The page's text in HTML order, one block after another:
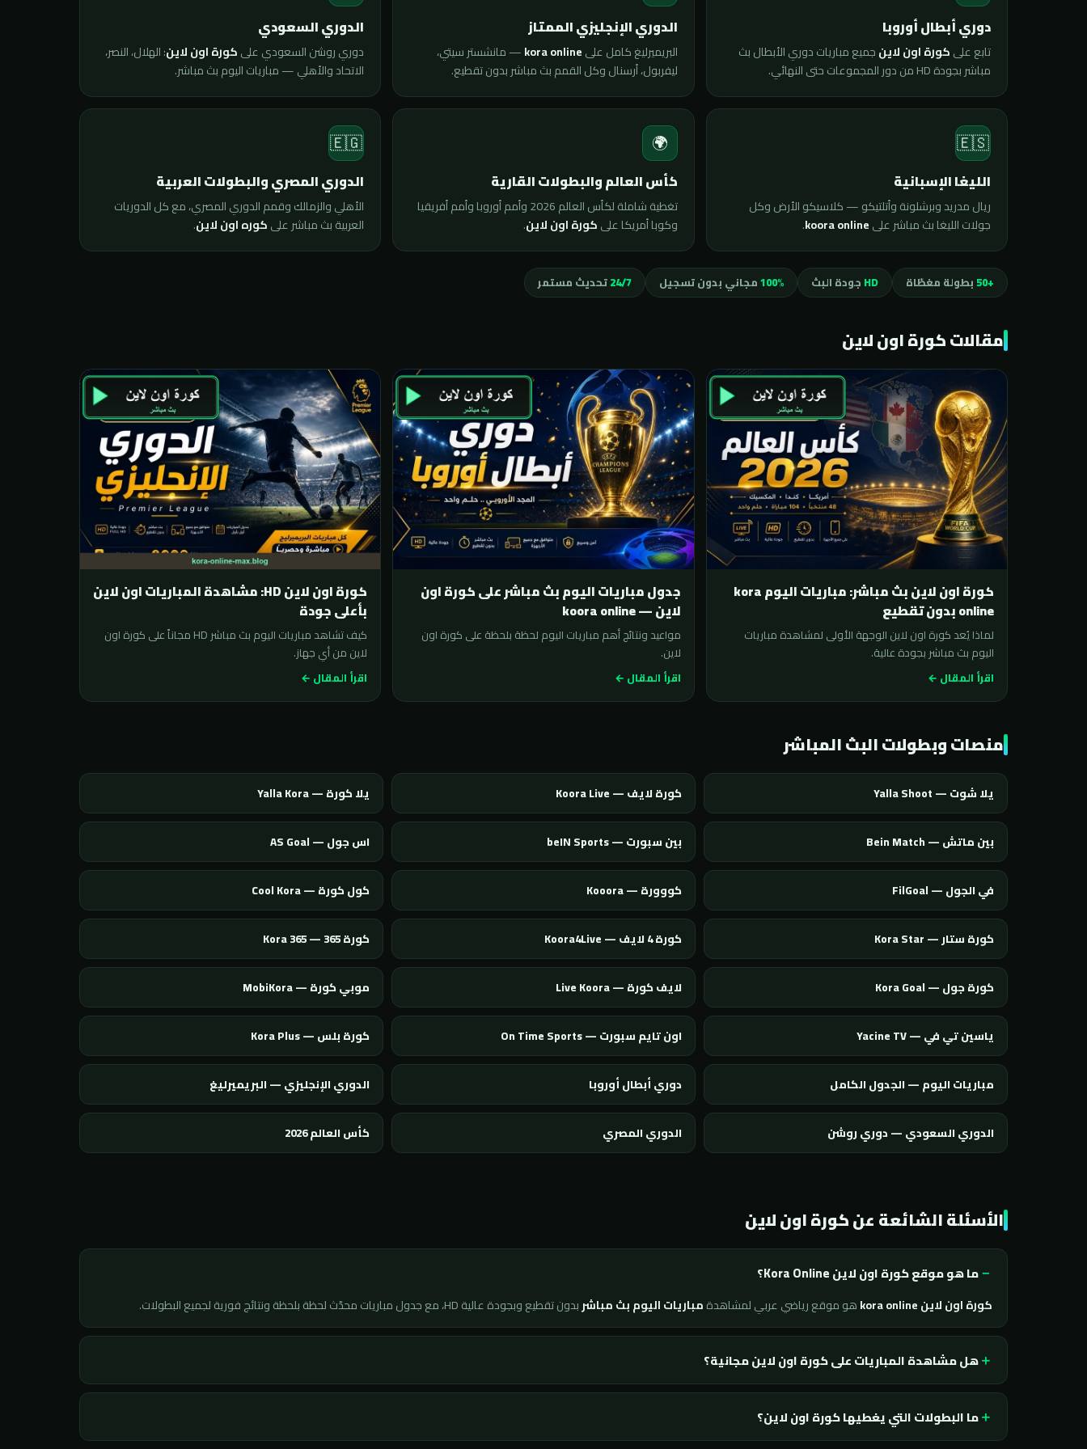
دوري أبطال أوروبا
تابع علىكورة اون لاينجميع مباريات دوري الأبطال بث
مباشر بجودة HD من دور المجموعات حتى النهائي.
الدوري الإنجليزي الممتاز
البريميرليغ كامل علىkora online— مانشستر سيتي،
ليفربول، أرسنال وكل القمم بث مباشر بدون تقطيع.
الدوري السعودي
دوري روشن السعودي علىكورة اون لاين: الهلال، النصر،
الاتحاد والأهلي — مباريات اليوم بث مباشر.
🇪🇸
الليغا الإسبانية
ريال مدريد وبرشلونة وأتلتيكو — كلاسيكو الأرض وكل
جولات الليغا بث مباشر علىkoora online
.
🌍
كأس العالم والبطولات القارية
تغطية شاملة لكأس العالم 2026 وأمم أوروبا وأمم أفريقيا
وكوبا أمريكا علىكورة اون لاين.
🇪🇬
الدوري المصري والبطولات العربية
الأهلي والزمالك وقمم الدوري المصري، مع كل الدوريات
العربية بث مباشر علىكوره اون لاين.
+50 بطولة مغطّاة HD جودة البث 100%مجاني بدون تسجيل 24/7تحديث مستمر
مقالات كورة اون لاين
كورة اون لاين بث مباشر: مباريات اليوم kora
online بدون تقطيع
لماذا يُعد كورة اون لاين الوجهة الأولى لمشاهدة مباريات
اليوم بث مباشر بجودة عالية.
اقرأ المقال ←
جدول مباريات اليوم بث مباشر على كورة اون
لاين — koora online
مواعيد ونتائج أهم مباريات اليوم لحظة بلحظة على كورة اون
لاين.
اقرأ المقال ←
كورة اون لاين HD: مشاهدة المباريات اون لاين
بأعلى جودة
كيف تشاهد مباريات اليوم بث مباشر HD مجاناً على كورة اون
لاين من أي جهاز.
اقرأ المقال ←
منصات وبطولات البث المباشر
يلا شوت — Yalla Shoot كورة لايف — Koora Live يلا كورة — Yalla Kora
بين ماتش — Bein Match بين سبورت — beIN Sports اس جول — AS Goal
في الجول — FilGoal كووورة — Kooora كول كورة — Cool Kora
كورة ستار — Kora Star كورة 4 لايف — Koora4Live كورة 365 — Kora 365
كورة جول — Kora Goal لايف كورة — Live Koora موبي كورة — MobiKora
ياسين تي في — Yacine TV اون تايم سبورت — On Time Sports كورة بلس — Kora Plus
مباريات اليوم — الجدول الكامل دوري أبطال أوروبا الدوري الإنجليزي — البريميرليغ
الدوري السعودي — دوري روشن الدوري المصري كأس العالم 2026
الأسئلة الشائعة عن كورة اون لاين
ما هو موقع كورة اون لاين Kora Online؟
كورة اون لاين kora online هو موقع رياضي عربي لمشاهدةمباريات اليوم بث مباشربدون تقطيع وبجودة عالية HD، مع جدول مباريات محدّث لحظة بلحظة ونتائج فورية لجميع البطولات.
هل مشاهدة المباريات على كورة اون لاين مجانية؟
ما البطولات التي يغطيها كورة اون لاين؟